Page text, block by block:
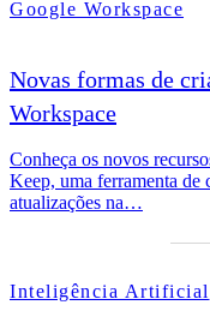
Google Workspace
Novas formas de
Workspace
Conheça os novos
Keep, uma ferramenta de
atualizações na…
Inteligência Artificial